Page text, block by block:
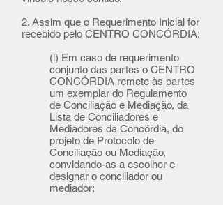
2. Assim que o Requerimento Inicial for
recebido pelo CENTRO CONCÓRDIA:
(i) Em caso de requerimento
conjunto das partes o CENTRO
CONCÓRDIA remete às partes
um exemplar do Regulamento
de Conciliação e Mediação, da
Lista de Conciliadores e
Mediadores da Concórdia, do
projeto de Protocolo de
Conciliação ou Mediação,
convidando-as a escolher e
designar o conciliador ou
mediador;